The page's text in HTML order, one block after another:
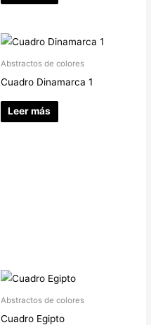
Abstractos de colores
Cuadro Dinamarca 1
Leer más
Abstractos de colores
Cuadro Egipto